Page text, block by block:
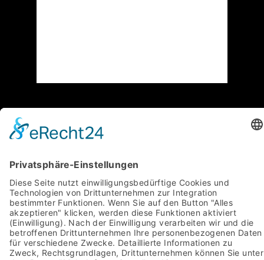
Ebenso danken wir allen weiteren
Unterstützern und Förderern! Ein Übersicht
finden Sie
Die Urheberrechte liegen bei den abgebildeten
Personen bzw. den jeweiligen Fotografen, Verlagen
und Agenturen.